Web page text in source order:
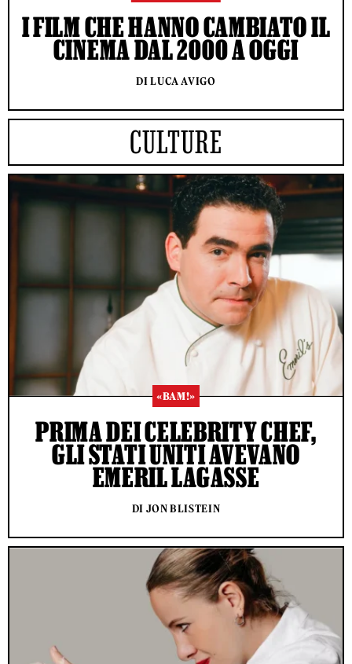
I FILM CHE HANNO CAMBIATO IL
CINEMA DAL 2000 A OGGI
DI LUCA AVIGO
CULTURE
«BAM!»
PRIMA DEI CELEBRITY CHEF,
GLI STATI UNITI AVEVANO
EMERIL LAGASSE
DI JON BLISTEIN